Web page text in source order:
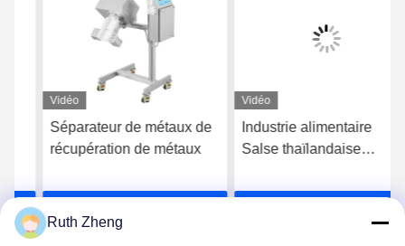
Vidéo
Séparateur de métaux de
récupération de métaux
Vidéo
Industrie alimentaire
Salse thaïlandaise
comprimés Séparateur de
Ruth Zheng